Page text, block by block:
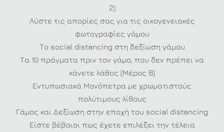
2)
Λύστε τις απορίες σας για τις οικογενειακές
φωτογραφίες γάμου
Το social distancing στη δεξίωση γάμου
Τα 10 πράγματα πριν τον γάμο, που δεν πρέπει να
κάνετε λάθος (Μέρος Β)
Εντυπωσιακά Μονόπετρα με χρωματιστούς
πολύτιμους λίθους
Γάμος και Δεξίωση στην εποχή του social distancing
Είστε βέβαιοι πως έχετε επιλέξει την τέλεια